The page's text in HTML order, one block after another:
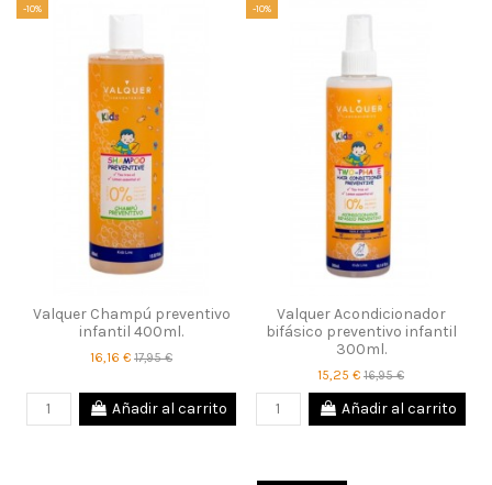
-10%
Valquer Champú preventivo
infantil 400ml.
16,16 € 17,95 €
Añadir al carrito
-10%
Valquer Acondicionador
bifásico preventivo infantil
300ml.
15,25 € 16,95 €
Añadir al carrito